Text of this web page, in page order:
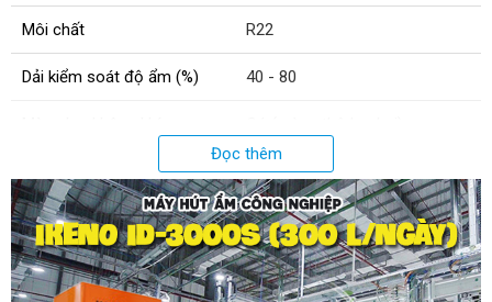
Môi chất R22
Dải kiểm soát độ ẩm (%) 40 - 80
Ngưng tụ lạnh
Tính năng đặc biệt Thoát nước liên tục
Công suất (W) 4350
Đọc thêm